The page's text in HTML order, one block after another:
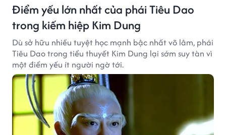
Điểm yếu lớn nhất của phái Tiêu Dao
trong kiếm hiệp Kim Dung
Dù sở hữu nhiều tuyệt học mạnh bậc nhất võ lâm, phái
Tiêu Dao trong tiểu thuyết Kim Dung lại sớm suy tàn vì
một điểm yếu ít người ngờ tới.